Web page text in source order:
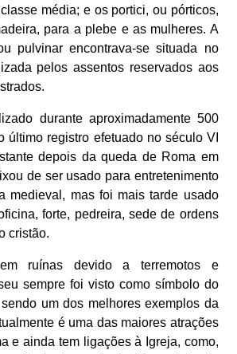
média; e os portici, ou pórticos,
para a plebe e as mulheres. A
pulvinar encontrava-se situada no
pelos assentos reservados aos
durante aproximadamente 500
último registro efetuado no século VI
depois da queda de Roma em
de ser usado para entretenimento
medieval, mas foi mais tarde usado
forte, pedreira, sede de ordens
cristão.
ruínas devido a terremotos e
sempre foi visto como símbolo do
sendo um dos melhores exemplos da
é uma das maiores atrações
e ainda tem ligações à Igreja, como,